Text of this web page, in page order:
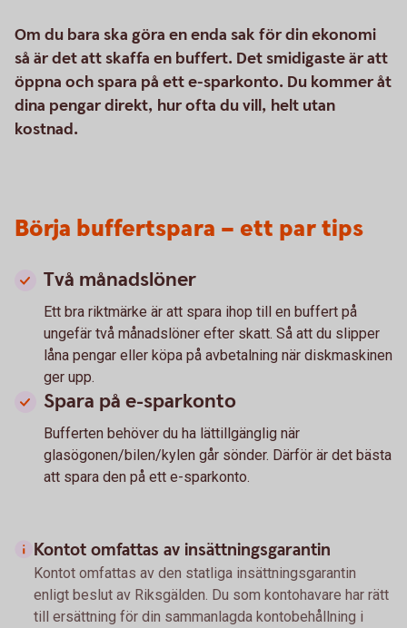
Om du bara ska göra en enda sak för din ekonomi
så är det att skaffa en buffert. Det smidigaste är att
öppna och spara på ett e-sparkonto. Du kommer åt
dina pengar direkt, hur ofta du vill, helt utan
kostnad.
Börja buffertspara – ett par tips
Två månadslöner
Ett bra riktmärke är att spara ihop till en buffert på
ungefär två månadslöner efter skatt. Så att du slipper
låna pengar eller köpa på avbetalning när diskmaskinen
ger upp.
Spara på e-sparkonto
Bufferten behöver du ha lättillgänglig när
glasögonen/bilen/kylen går sönder. Därför är det bästa
att spara den på ett e-sparkonto.
Kontot omfattas av insättningsgarantin
Kontot omfattas av den statliga insättningsgarantin
enligt beslut av Riksgälden. Du som kontohavare har rätt
till ersättning för din sammanlagda kontobehållning i